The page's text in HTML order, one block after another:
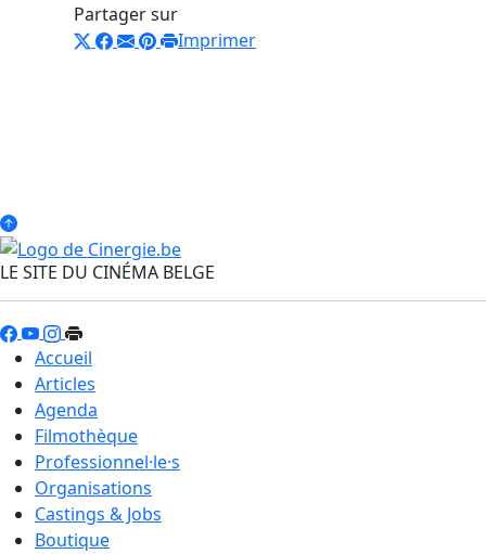
Partager sur
Imprimer
LE SITE DU CINÉMA BELGE
Accueil
Articles
Agenda
Filmothèque
Professionnel·le·s
Organisations
Castings & Jobs
Boutique